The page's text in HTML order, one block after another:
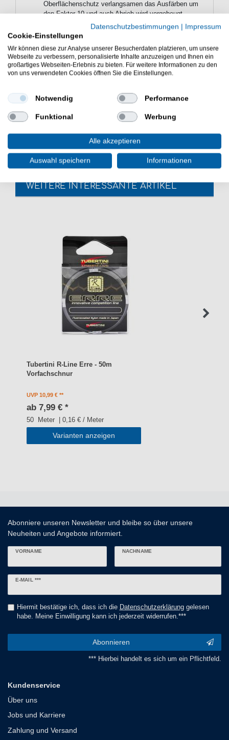
Oberflächenschutz verlangsamen das Ausfärben um
den Faktor 10 und auch Abrieb wird vorgebeugt.
Durchmesser: 0,32mm
Tragkraft: 51kg
multicolor (Multicolor = 5 Farbwechesel - alle 10m ein
Farbwechsel)
WFT KG STRONG Schnur geflochtene 300m Spulen.
ideal zum Meeresangeln, Wallerangeln und
WEITERE INTERESSANTE ARTIKEL
Tubertini R-Line Erre - 50m
Vorfachschnur
UVP 10,99 €
ab 7,99 € *
50 Meter | 0,16 € / Meter
Varianten anzeigen
Abonniere unseren Newsletter und bleibe so über unsere
Neuheiten und Angebote informiert.
VORNAME NACHNAME
E-MAIL ***
Newsletter
Hiermit bestätige ich, dass ich die Daten­schutz­erklärunggelesen
habe. Meine Einwilligung kann ich jederzeit widerrufen.***
Abonnieren
*** Hierbei handelt es sich um ein Pflichtfeld.
Kundenservice
Über uns
Jobs und Karriere
Zahlung und Versand
Datenschutzbestimmungen | Impressum
Cookie-Einstellungen
Wir können diese zur Analyse unserer Besucherdaten platzieren, um unsere
Webseite zu verbessern, personalisierte Inhalte anzuzeigen und Ihnen ein
großartiges Webseiten-Erlebnis zu bieten. Für weitere Informationen zu den
von uns verwendeten Cookies öffnen Sie die Einstellungen.
Notwendig Performance
Funktional Werbung
Alle akzeptieren
Auswahl speichern Informationen